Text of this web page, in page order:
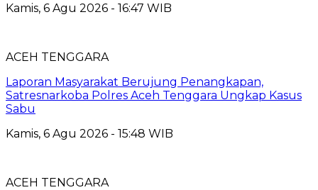
Kamis, 6 Agu 2026 - 16:47 WIB
ACEH TENGGARA
Laporan Masyarakat Berujung Penangkapan,
Satresnarkoba Polres Aceh Tenggara Ungkap Kasus
Sabu
Kamis, 6 Agu 2026 - 15:48 WIB
ACEH TENGGARA